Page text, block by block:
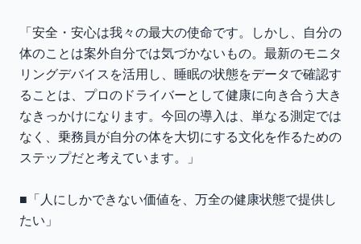
「安全・安心は我々の最大の使命です。しかし、自分の
体のことは案外自分では気づかないもの。最新のモニタ
リングデバイスを活用し、睡眠の状態をデータで確認す
ることは、プロのドライバーとして健康に向き合う大き
なきっかけになります。今回の導入は、単なる測定では
なく、乗務員が自分の体を大切にする文化を作るための
ステップだと考えています。」
■「人にしかできない価値を、万全の健康状態で提供し
たい」